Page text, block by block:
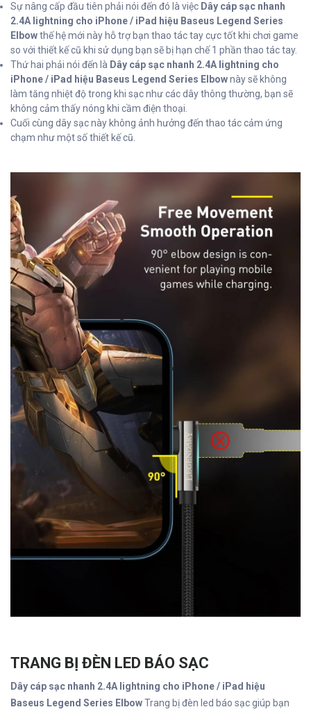
Sự nâng cấp đầu tiên phải nói đến đó là việc Dây cáp sạc nhanh
2.4A lightning cho iPhone / iPad hiệu Baseus Legend Series
Elbowthế hệ mới này hỗ trợ bạn thao tác tay cực tốt khi chơi game
so với thiết kế cũ khi sử dụng bạn sẽ bị hạn chế 1 phần thao tác tay.
Thứ hai phải nói đến là Dây cáp sạc nhanh 2.4A lightning cho
iPhone / iPad hiệu Baseus Legend Series Elbownày sẽ không
làm tăng nhiệt độ trong khi sạc như các dây thông thường, bạn sẽ
không cảm thấy nóng khi cầm điện thoại.
Cuối cùng dây sạc này không ảnh hưởng đến thao tác cảm ứng
chạm như một số thiết kế cũ.
TRANG BỊ ĐÈN LED BÁO SẠC
Dây cáp sạc nhanh 2.4A lightning cho iPhone / iPad hiệu
Baseus Legend Series ElbowTrang bị đèn led báo sạc giúp bạn